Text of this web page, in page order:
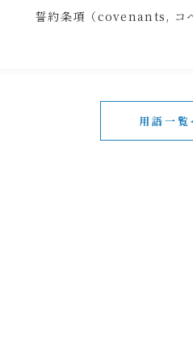
誓約条項（covenants, コベ
用語一覧